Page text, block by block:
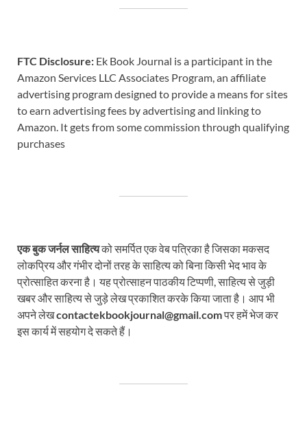
FTC Disclosure: Ek Book Journal is a participant in the
Amazon Services LLC Associates Program, an affiliate
advertising program designed to provide a means for sites
to earn advertising fees by advertising and linking to
Amazon. It gets from some commission through qualifying
purchases
एक बुक जर्नल साहित्यको समर्पित एक वेब पत्रिका है जिसका मकसद
लोकप्रिय और गंभीर दोनों तरह के साहित्य को बिना किसी भेद भाव के
प्रोत्साहित करना है। यह प्रोत्साहन पाठकीय टिप्पणी, साहित्य से जुड़ी
खबर और साहित्य से जुड़े लेख प्रकाशित करके किया जाता है। आप भी
अपने लेखcontactekbookjournal@gmail.comपर हमें भेज कर
इस कार्य में सहयोग दे सकते हैं।